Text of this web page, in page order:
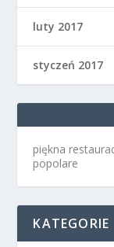
luty 2017
styczeń 2017
piękna
popolare
KATEGORIE